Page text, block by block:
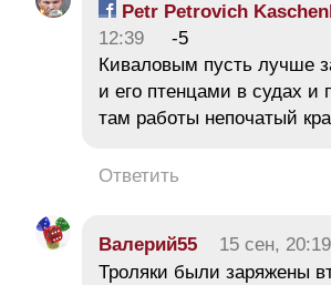
Petr Petrovich
12:39
-5
Киваловым пусть лучше
и его птенцами в судах и
там работы непочатый
Ответить
Валерий55 15 сен, 20:19
Троляки были заряжены